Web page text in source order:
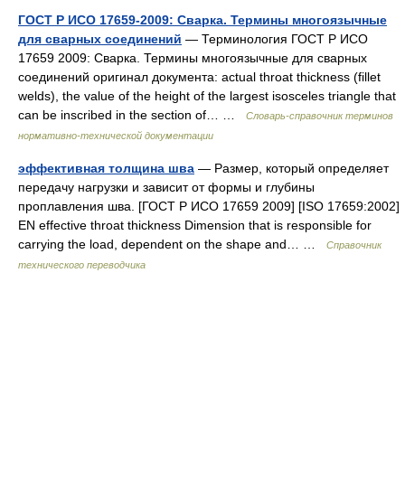
ГОСТ Р ИСО 17659-2009: Сварка. Термины многоязычные
для сварных соединений — Терминология ГОСТ Р ИСО
17659 2009: Сварка. Термины многоязычные для сварных
соединений оригинал документа: actual throat thickness (fillet
welds), the value of the height of the largest isosceles triangle that
can be inscribed in the section of… …
Словарь-справочник терминов
нормативно-технической документации
эффективная толщина шва — Размер, который определяет
передачу нагрузки и зависит от формы и глубины
проплавления шва. [ГОСТ Р ИСО 17659 2009] [ISO 17659:2002]
EN effective throat thickness Dimension that is responsible for
carrying the load, dependent on the shape and… …
Справочник
технического переводчика